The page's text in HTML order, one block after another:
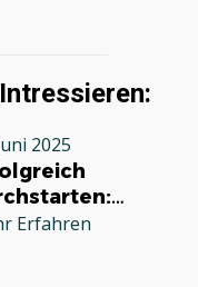
2025
Erfahren